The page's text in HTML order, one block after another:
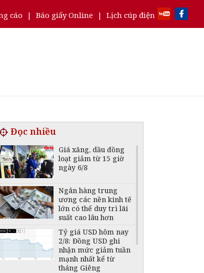
cáo | Báo giấy Online | Lịch cúp điện
Đọc nhiều
Giá xăng, dầu đồng
loạt giảm từ 15 giờ
ngày 6/8
Ngân hàng trung
ương các nền kinh tế
lớn có thể duy trì lãi
suất cao lâu hơn
Tỷ giá USD hôm nay
2/8: Đồng USD ghi
nhận mức giảm tuần
mạnh nhất kể từ
tháng Giêng